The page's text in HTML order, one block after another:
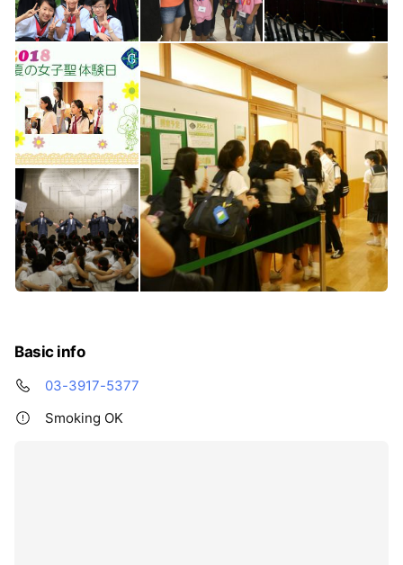
Basic info
03-3917-5377
Smoking OK